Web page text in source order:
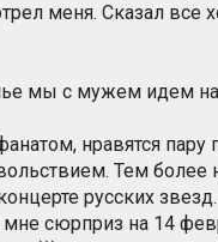
меня. Сказал все
мы с мужем идем
нравятся пару
Тем более
русских звезд.
сюрприз на 14